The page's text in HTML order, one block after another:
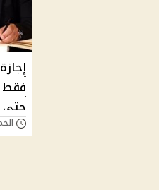
حتى
الخميس